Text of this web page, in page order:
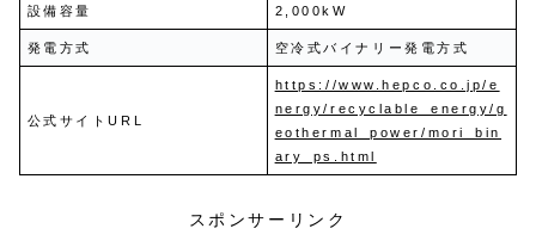
設備容量 2,000kW
発電方式 空冷式バイナリー発電方式
公式サイトURL
https://www.hepco.co.jp/e
nergy/recyclable_energy/g
eothermal_power/mori_bin
ary_ps.html
スポンサーリンク